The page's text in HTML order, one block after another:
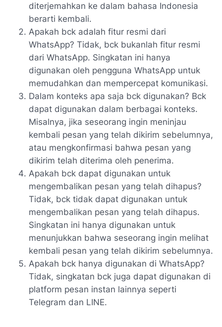
diterjemahkan ke dalam bahasa Indonesia
berarti kembali.
Apakah bck adalah fitur resmi dari
WhatsApp? Tidak, bck bukanlah fitur resmi
dari WhatsApp. Singkatan ini hanya
digunakan oleh pengguna WhatsApp untuk
memudahkan dan mempercepat komunikasi.
Dalam konteks apa saja bck digunakan? Bck
dapat digunakan dalam berbagai konteks.
Misalnya, jika seseorang ingin meninjau
kembali pesan yang telah dikirim sebelumnya,
atau mengkonfirmasi bahwa pesan yang
dikirim telah diterima oleh penerima.
Apakah bck dapat digunakan untuk
mengembalikan pesan yang telah dihapus?
Tidak, bck tidak dapat digunakan untuk
mengembalikan pesan yang telah dihapus.
Singkatan ini hanya digunakan untuk
menunjukkan bahwa seseorang ingin melihat
kembali pesan yang telah dikirim sebelumnya.
Apakah bck hanya digunakan di WhatsApp?
Tidak, singkatan bck juga dapat digunakan di
platform pesan instan lainnya seperti
Telegram dan LINE.